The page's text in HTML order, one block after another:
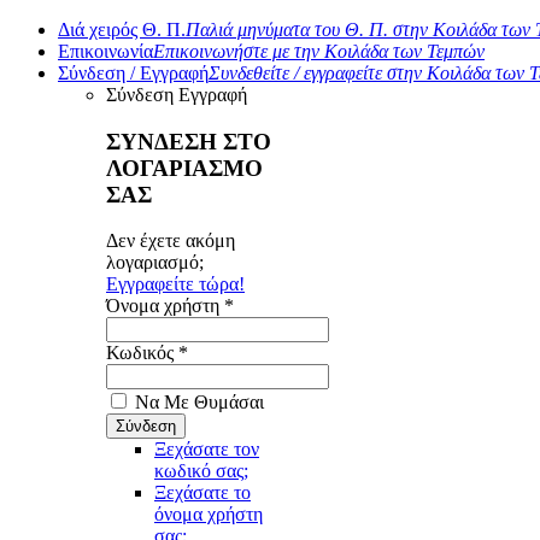
Διά χειρός Θ. Π.Παλιά μηνύματα του Θ. Π. στην Κοιλάδα των
ΕπικοινωνίαΕπικοινωνήστε με την Κοιλάδα των Τεμπών
Σύνδεση / ΕγγραφήΣυνδεθείτε / εγγραφείτε στην Κοιλάδα των
Σύνδεση Εγγραφή
ΣΥΝΔΕΣΗ ΣΤΟ
ΛΟΓΑΡΙΑΣΜΟ
ΣΑΣ
Δεν έχετε ακόμη
λογαριασμό;
Εγγραφείτε τώρα!
Όνομα χρήστη *
Κωδικός *
Να Με Θυμάσαι
Ξεχάσατε τον
κωδικό σας;
Ξεχάσατε το
όνομα χρήστη